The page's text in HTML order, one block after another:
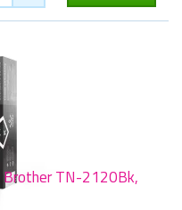
Brother TN-2120Bk,